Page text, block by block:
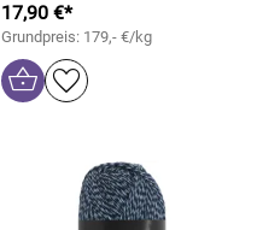
17,90 €*
Grundpreis: 179,- €/kg